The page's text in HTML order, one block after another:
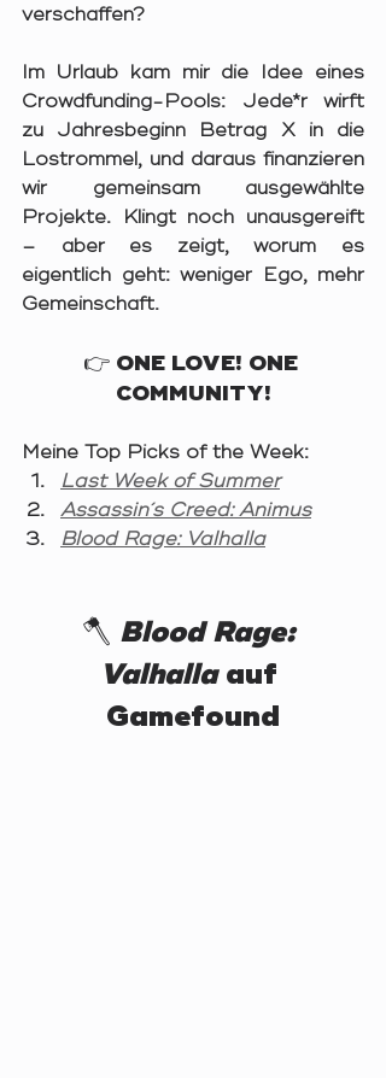
verschaffen?
Crowdfunding-Pools: Jede*r wirft
zu Jahresbeginn Betrag X in die
Lostrommel, und daraus finanzieren
wir gemeinsam ausgewählte
Projekte. Klingt noch unausgereift
– aber es zeigt, worum es
eigentlich geht: weniger Ego, mehr
Gemeinschaft.
👉 ONE LOVE! ONE
COMMUNITY!
Meine Top Picks of the Week:
Last Week of Summer
Assassin´s Creed: Animus
Blood Rage: Valhalla
🪓 Blood Rage:
Valhalla auf
Gamefound